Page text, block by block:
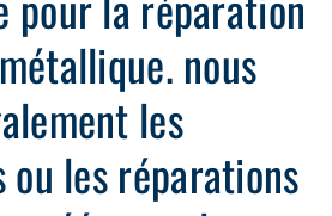
nous
les
les réparations